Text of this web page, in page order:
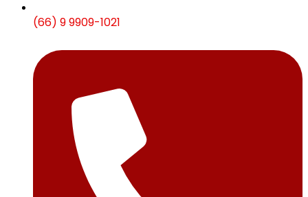
(66) 9 9909-1021